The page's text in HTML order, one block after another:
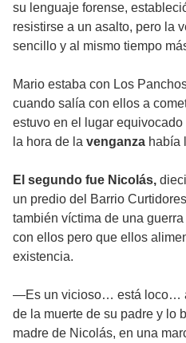
su lenguaje forense,
resistirse a un asalto, pero la
sencillo y al mismo tiempo
Mario estaba con Los
cuando salía con ellos a
estuvo en el lugar
la hora de la venganza había
El segundo fue Nicolás,
un predio del Barrio
también víctima de una
con ellos pero que ellos
existencia.
—Es un vicioso… está loco…
de la muerte de su padre y lo
madre de Nicolás, en una